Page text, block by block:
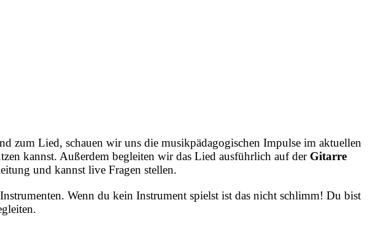
zum Lied, schauen wir uns die musikpädagogischen Impulse im aktuellen
kannst. Außerdem begleiten wir das Lied ausführlich auf der Gitarre
und kannst live Fragen stellen.
Wenn du kein Instrument spielst ist das nicht schlimm! Du bist